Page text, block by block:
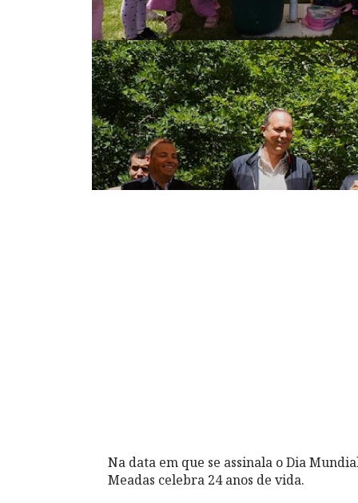
Na data em que se assinala o Dia
Meadas celebra 24 anos de vida.